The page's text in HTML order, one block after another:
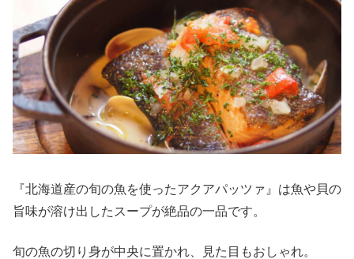
『北海道産の旬の魚を使ったアクアパッツァ』は魚や貝の
旨味が溶け出したスープが絶品の一品です。
旬の魚の切り身が中央に置かれ、見た目もおしゃれ。